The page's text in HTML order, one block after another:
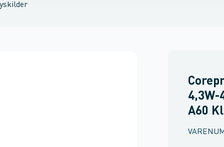
uden reflektor
4,3W-
A60